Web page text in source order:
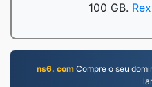
100 GB.
ns6. comCompre o seu